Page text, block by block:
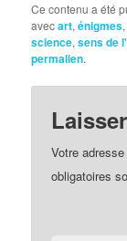
Ce contenu a été
avecart,énigmes
science,sens de
permalien.
Votre
obligatoires